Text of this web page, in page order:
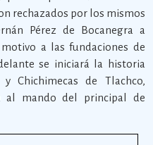
rechazados por los mismos
Pérez de Bocanegra a
a las fundaciones de
se iniciará la historia
Chichimecas de Tlachco,
al mando del principal de